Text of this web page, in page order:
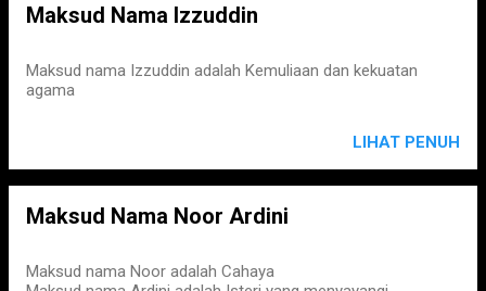
Maksud Nama Izzuddin
Maksud nama Izzuddin adalah Kemuliaan dan kekuatan
agama
LIHAT PENUH
Maksud Nama Noor Ardini
Maksud nama Noor adalah Cahaya